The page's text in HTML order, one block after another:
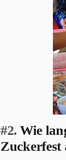
#2. Wie
Zuckerfest